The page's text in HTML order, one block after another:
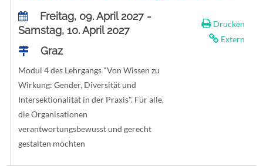
Freitag, 09. April 2027 -
Samstag, 10. April 2027
Graz
Modul 4 des Lehrgangs "Von Wissen zu
Wirkung: Gender, Diversität und
Intersektionalität in der Praxis". Für alle,
die Organisationen
verantwortungsbewusst und gerecht
gestalten möchten
Drucken
Extern